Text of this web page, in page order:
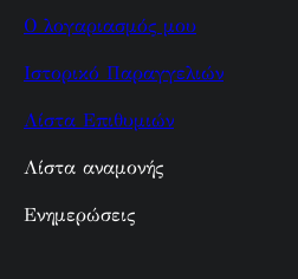
Ο λογαριασμός μου
Ιστορικό Παραγγελιών
Λίστα Επιθυμιών
Λίστα αναμονής
Ενημερώσεις